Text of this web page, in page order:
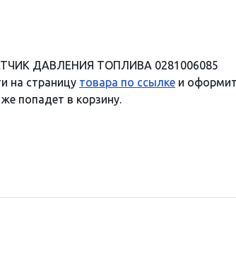
ДАВЛЕНИЯ ТОПЛИВА 0281006085
на страницу товара по ссылке и
попадет в корзину.